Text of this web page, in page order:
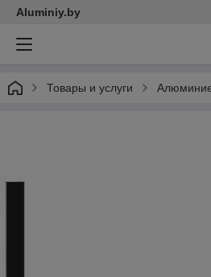
Aluminiy.by
Товары и услуги